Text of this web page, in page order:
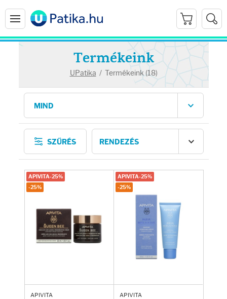
Termékeink
UPatika / Termékeink (18)
SZŰRÉS
APIVITA
APIVITA-25%
-25%
APIVITA
APIVITA-25%
-25%
Arcápolás
Ránctalanítók
Hidratálók
Arcradírok
Ajakápolók